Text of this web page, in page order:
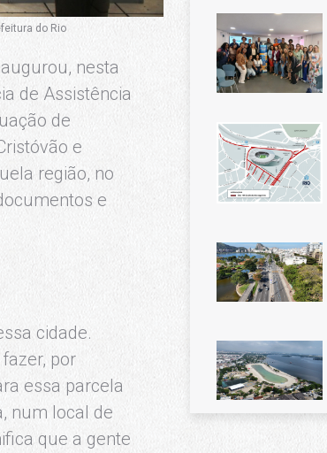
do Rio
nesta
de Assistência
de
e
região, no
e
cidade.
por
essa parcela
num local de
que a gente